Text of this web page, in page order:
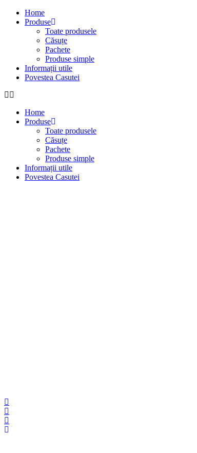
Home
Produse
Toate produsele
Căsuțe
Pachete
Produse simple
Informații utile
Povestea Casutei
Home
Produse
Toate produsele
Căsuțe
Pachete
Produse simple
Informații utile
Povestea Casutei